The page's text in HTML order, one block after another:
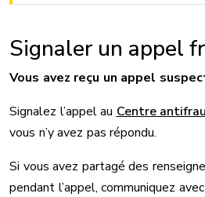
Signaler un appel
Vous avez reçu un appel
Signalez l’appel au Centre
vous n’y avez pas répondu.
Si vous avez partagé des
pendant l’appel, communiquez